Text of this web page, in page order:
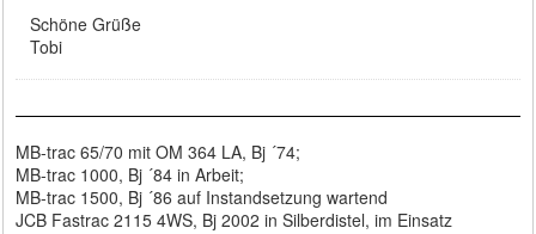
Schöne Grüße
Tobi
MB-trac 65/70 mit OM 364 LA, Bj ´74;
MB-trac 1000, Bj ´84 in Arbeit;
MB-trac 1500, Bj ´86 auf Instandsetzung wartend
JCB Fastrac 2115 4WS, Bj 2002 in Silberdistel, im Einsatz